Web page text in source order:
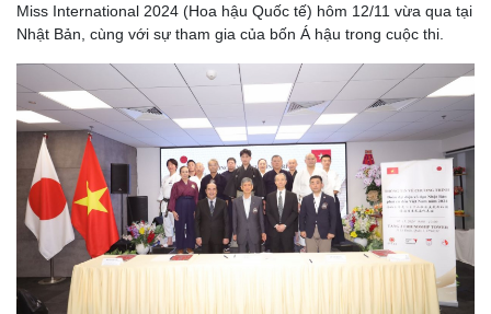
Miss International 2024 (Hoa hậu Quốc tế) hôm 12/11 vừa qua tại
Nhật Bản, cùng với sự tham gia của bốn Á hậu trong cuộc thi.